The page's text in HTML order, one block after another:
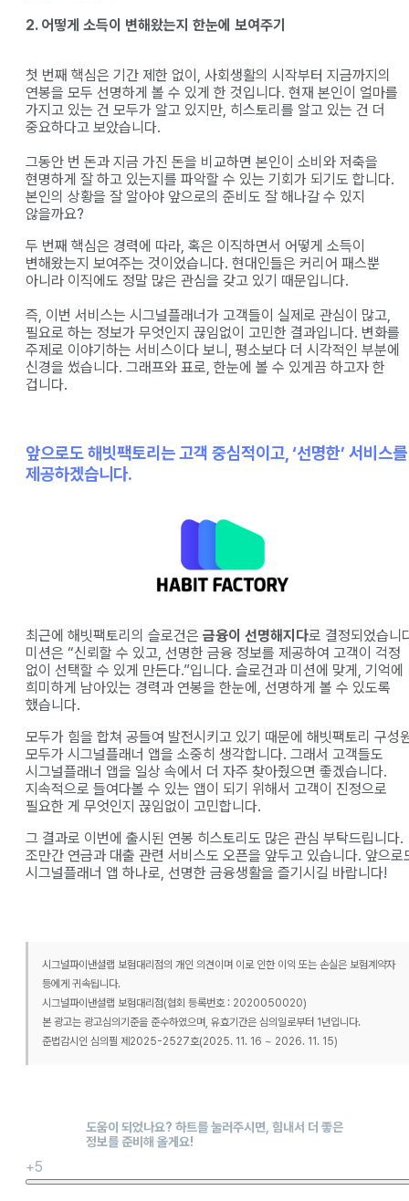
2. 어떻게 소득이 변해왔는지 한눈에 보여주기
첫 번째 핵심은 기간 제한 없이, 사회생활의 시작부터 지금까지의
연봉을 모두 선명하게 볼 수 있게 한 것입니다. 현재 본인이 얼마를
가지고 있는 건 모두가 알고 있지만, 히스토리를 알고 있는 건 더
중요하다고 보았습니다.
그동안 번 돈과 지금 가진 돈을 비교하면 본인이 소비와 저축을
현명하게 잘 하고 있는지를 파악할 수 있는 기회가 되기도 합니다.
본인의 상황을 잘 알아야 앞으로의 준비도 잘 해나갈 수 있지
않을까요?
​두 번째 핵심은 경력에 따라, 혹은 이직하면서 어떻게 소득이
변해왔는지 보여주는 것이었습니다. 현대인들은 커리어 패스뿐
아니라 이직에도 정말 많은 관심을 갖고 있기 때문입니다.
즉, 이번 서비스는 시그널플래너가 고객들이 실제로 관심이 많고,
필요로 하는 정보가 무엇인지 끊임없이 고민한 결과입니다. 변화를
주제로 이야기하는 서비스이다 보니, 평소보다 더 시각적인 부분에
신경을 썼습니다. 그래프와 표로, 한눈에 볼 수 있게끔 하고자 한
겁니다.
앞으로도 해빗팩토리는 고객 중심적이고, ‘선명한’ 서비스를
제공하겠습니다.
최근에 해빗팩토리의 슬로건은 금융이 선명해지다로 결정되었습니
미션은 “신뢰할 수 있고, 선명한 금융 정보를 제공하여 고객이 걱정
없이 선택할 수 있게 만든다.”입니다. 슬로건과 미션에 맞게, 기억에
희미하게 남아있는 경력과 연봉을 한눈에, 선명하게 볼 수 있도록
했습니다.
모두가 힘을 합쳐 공들여 발전시키고 있기 때문에 해빗팩토리 구성
모두가 시그널플래너 앱을 소중히 생각합니다. 그래서 고객들도
시그널플래너 앱을 일상 속에서 더 자주 찾아줬으면 좋겠습니다.
지속적으로 들여다볼 수 있는 앱이 되기 위해서 고객이 진정으로
필요한 게 무엇인지 끊임없이 고민합니다.
​그 결과로 이번에 출시된 연봉 히스토리도 많은 관심 부탁드립니다.
조만간 연금과 대출 관련 서비스도 오픈을 앞두고 있습니다. 앞으로
시그널플래너 앱 하나로, 선명한 금융생활을 즐기시길 바랍니다!
시그널파이낸셜랩 보험대리점의 개인 의견이며 이로 인한 이익 또는 손실은 보험계약자
등에게 귀속됩니다.
시그널파이낸셜랩 보험대리점(협회 등록번호 : 2020050020)
본 광고는 광고심의기준을 준수하였으며, 유효기간은 심의일로부터 1년입니다.
준법감시인 심의필 제2025-2527호(2025. 11. 16 ~ 2026. 11. 15)
+5